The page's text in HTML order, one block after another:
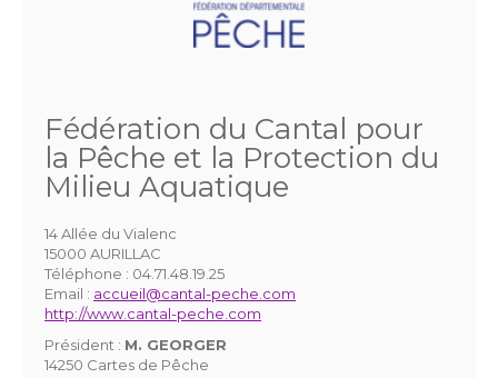
Fédération du Cantal pour
la Pêche et la Protection du
Milieu Aquatique
14 Allée du Vialenc
15000 AURILLAC
Téléphone : 04.71.48.19.25
Email : accueil@cantal-peche.com
http://www.cantal-peche.com
Président : M. GEORGER
14250 Cartes de Pêche